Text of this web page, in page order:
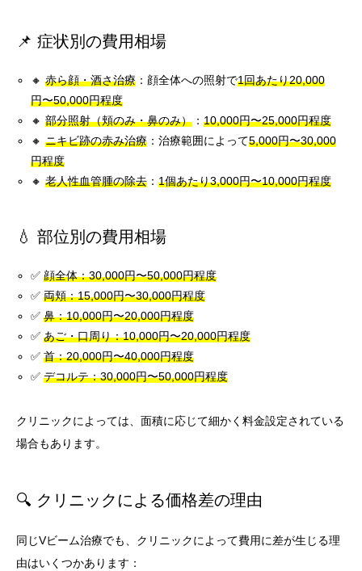
📌 症状別の費用相場
🔸赤ら顔・酒さ治療 ：顔全体への照射で1回あたり20,000
円〜50,000円程度
🔸部分照射（頬のみ・鼻のみ） ：10,000円〜25,000円程度
🔸ニキビ跡の赤み治療 ：治療範囲によって5,000円〜30,000
円程度
🔸老人性血管腫の除去 ：1個あたり3,000円〜10,000円程度
💧 部位別の費用相場
✅顔全体：30,000円〜50,000円程度
✅両頬：15,000円〜30,000円程度
✅鼻：10,000円〜20,000円程度
✅あご・口周り：10,000円〜20,000円程度
✅首：20,000円〜40,000円程度
✅デコルテ：30,000円〜50,000円程度
クリニックによっては、面積に応じて細かく料金設定されている
場合もあります。
🔍 クリニックによる価格差の理由
同じVビーム治療でも、クリニックによって費用に差が生じる理
由はいくつかあります：